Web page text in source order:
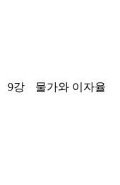
9강 물가와 이자율